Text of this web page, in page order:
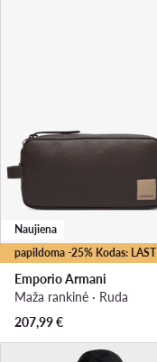
papildoma -25% Kodas: LAST
Naujiena
Emporio Armani
Maža rankinė · Ruda
207,99€